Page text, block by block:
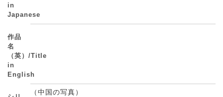
in
Japanese
作品
名
（英）/Title
in
English
（中国の写真）